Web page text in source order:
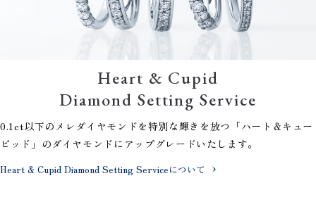
Heart & Cupid
Diamond Setting Service
0.1ct以下のメレダイヤモンドを特別な輝きを放つ「ハート＆キュー
ピッド」のダイヤモンドにアップグレードいたします。
Heart & Cupid Diamond Setting Serviceについて